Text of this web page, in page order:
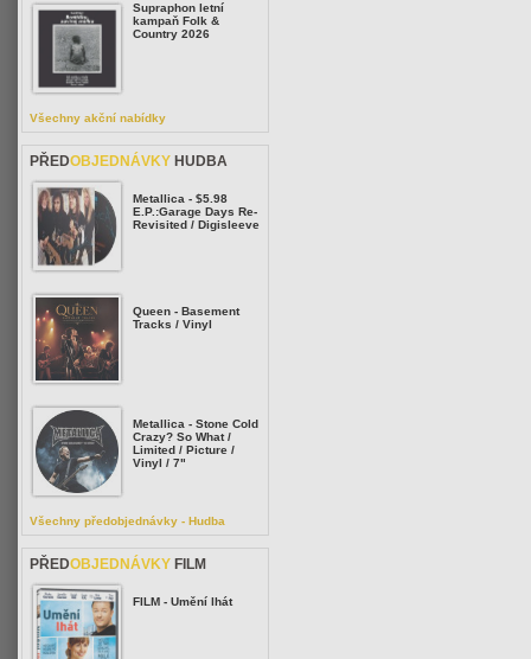
Supraphon letní
kampaň Folk &
Country 2026
Všechny akční nabídky
PŘEDOBJEDNÁVKY HUDBA
Metallica - $5.98
E.P.:Garage Days Re-
Revisited / Digisleeve
Queen - Basement
Tracks / Vinyl
Metallica - Stone Cold
Crazy? So What /
Limited / Picture /
Vinyl / 7"
Všechny předobjednávky - Hudba
PŘEDOBJEDNÁVKY FILM
FILM - Umění lhát